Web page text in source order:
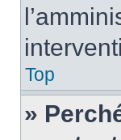
Top
»